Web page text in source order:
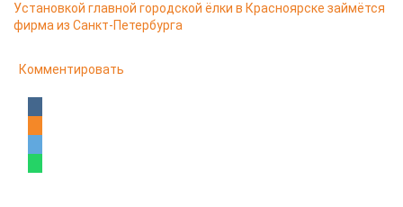
Установкой главной городской ёлки в Красноярске займётся
фирма из Санкт-Петербурга
Комментировать